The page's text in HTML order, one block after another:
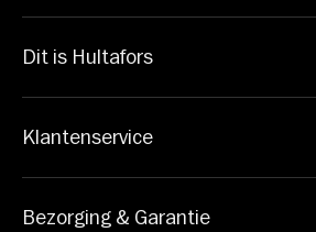
Dit is Hultafors
Klantenservice
Bezorging & Garantie